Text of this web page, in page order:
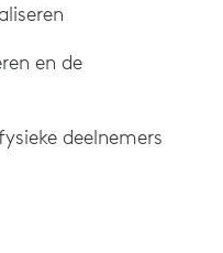
en de
deelnemers